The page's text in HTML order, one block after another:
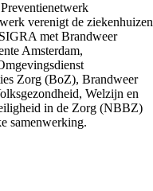
verenigt de ziekenhuizen
met Brandweer
Amsterdam,
Zorg (BoZ), Brandweer
Welzijn en
in de Zorg (NBBZ)
samenwerking.